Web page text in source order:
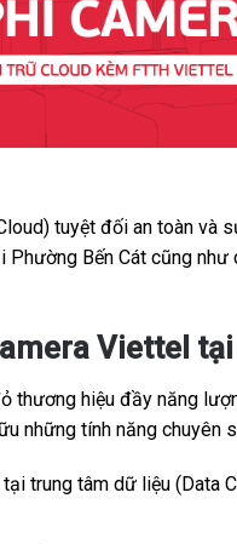
tuyệt đối an toàn và
Bến Cát cũng
Viettel
thương hiệu đầy năng
những tính năng chuyên
trung tâm dữ liệu (Data